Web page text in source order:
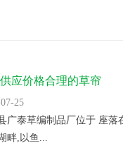
应价格合理的草帘
25
广泰草编制品厂位于 座落
畔,以鱼...